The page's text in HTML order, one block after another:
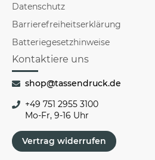
Datenschutz
Barrierefreiheitserklärung
Batteriegesetzhinweise
Kontaktiere uns
shop@tassendruck.de
+49 751 2955 3100
Mo-Fr, 9-16 Uhr
Vertrag widerrufen